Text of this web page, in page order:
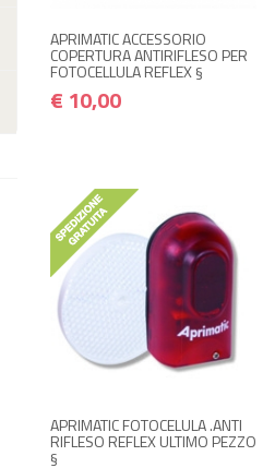
APRIMATIC ACCESSORIO
COPERTURA ANTIRIFLESO PER
FOTOCELLULA REFLEX §
€ 10,00
APRIMATIC FOTOCELULA .ANTI
RIFLESO REFLEX ULTIMO PEZZO
§
+ ACQUISTA